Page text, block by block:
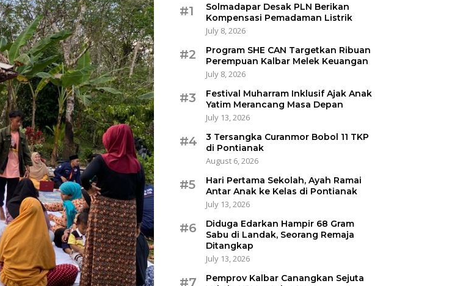
#1
Solmadapar Desak PLN Berikan
Kompensasi Pemadaman Listrik
July 8, 2026
#2
Program SHE CAN Targetkan Ribuan
Perempuan Kalbar Melek Keuangan
July 8, 2026
#3
Festival Muharram Inklusif Ajak Anak
Yatim Merancang Masa Depan
July 13, 2026
#4
3 Tersangka Curanmor Bobol 11 TKP
di Pontianak
August 6, 2026
#5
Hari Pertama Sekolah, Ayah Ramai
Antar Anak ke Kelas di Pontianak
July 13, 2026
#6
Diduga Edarkan Hampir 68 Gram
Sabu di Landak, Seorang Remaja
Ditangkap
July 13, 2026
#7
Pemprov Kalbar Canangkan Sejuta